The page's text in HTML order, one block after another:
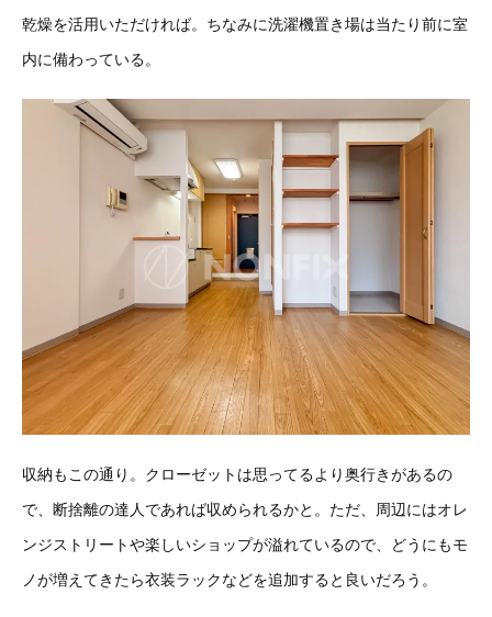
乾燥を活用いただければ。ちなみに洗濯機置き場は当たり前に室
内に備わっている。
収納もこの通り。クローゼットは思ってるより奥行きがあるの
で、断捨離の達人であれば収められるかと。ただ、周辺にはオレ
ンジストリートや楽しいショップが溢れているので、どうにもモ
ノが増えてきたら衣装ラックなどを追加すると良いだろう。